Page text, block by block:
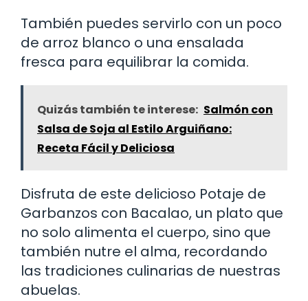
También puedes servirlo con un poco
de arroz blanco o una ensalada
fresca para equilibrar la comida.
Quizás también te interese: Salmón con
Salsa de Soja al Estilo Arguiñano:
Receta Fácil y Deliciosa
Disfruta de este delicioso Potaje de
Garbanzos con Bacalao, un plato que
no solo alimenta el cuerpo, sino que
también nutre el alma, recordando
las tradiciones culinarias de nuestras
abuelas.